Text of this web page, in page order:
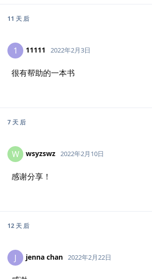
11 天 后
1 11111 2022年2月3日
很有帮助的一本书
7 天 后
W wsyzswz 2022年2月10日
感谢分享！
12 天 后
J jenna chan 2022年2月22日